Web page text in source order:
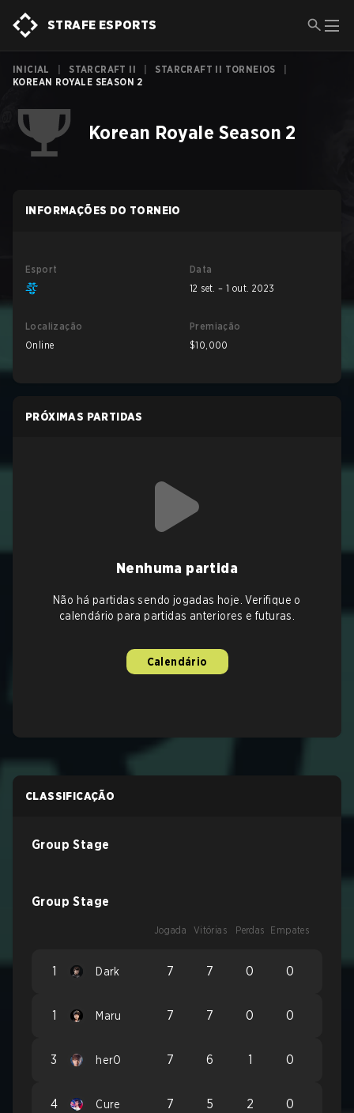
STRAFE ESPORTS
INICIAL STARCRAFT II STARCRAFT II TORNEIOS
KOREAN ROYALE SEASON 2
Korean Royale Season 2
INFORMAÇÕES DO TORNEIO
Esport
Data
12 set. – 1 out. 2023
Localização
Online
Premiação
$10,000
PRÓXIMAS PARTIDAS
Nenhuma partida
Não há partidas sendo jogadas hoje. Verifique o
calendário para partidas anteriores e futuras.
Calendário
CLASSIFICAÇÃO
Group Stage
Group Stage
Jogada Vitórias Perdas Empates
1 Dark 7 7 0 0
1 Maru 7 7 0 0
3 herO 7 6 1 0
4 Cure 7 5 2 0